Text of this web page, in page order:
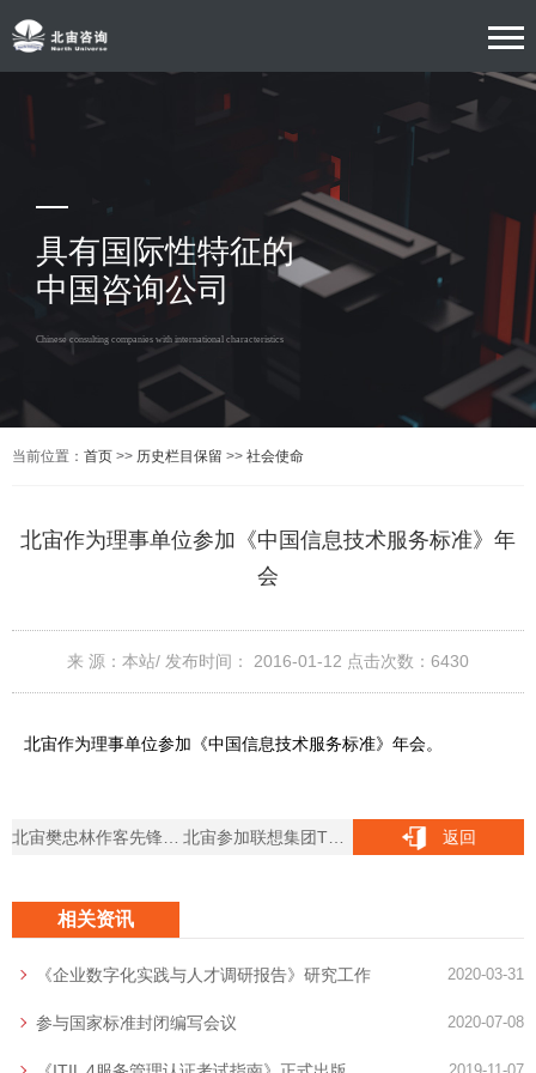
具有国际性特征的
中国咨询公司
Chinese consulting companies with international characteristics
当前位置： 首页 >> 历史栏目保留 >> 社会使命
北宙作为理事单位参加《中国信息技术服务标准》年
会
来 源：本站/ 发布时间： 2016-01-12 点击次数： 6430
北宙作为理事单位参加《中国信息技术服务标准》年会。
北宙参加联想集团ThinkCloud Hybrid Executive Cloud研讨会 返回
相关资讯
《企业数字化实践与人才调研报告》研究工作 2020-03-31
参与国家标准封闭编写会议 2020-07-08